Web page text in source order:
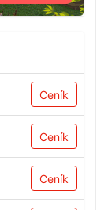
Ceník
Ceník
Ceník